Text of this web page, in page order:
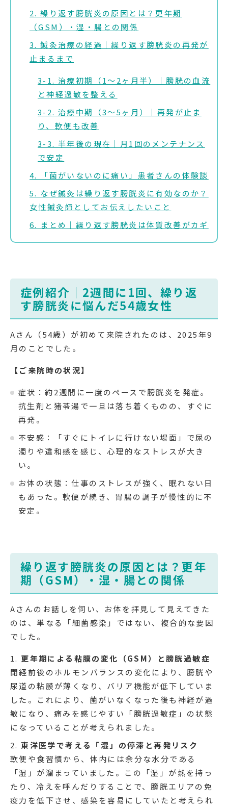
2. 繰り返す膀胱炎の原因とは？更年期
（GSM）・湿・腸との関係
3. 鍼灸治療の経過｜繰り返す膀胱炎の再発が
止まるまで
3-1. 治療初期（1〜2ヶ月半）｜膀胱の血流
と神経過敏を整える
3-2. 治療中期（3〜5ヶ月）｜再発が止ま
り、軟便も改善
3-3. 半年後の現在｜月1回のメンテナンス
で安定
4. 「菌がいないのに痛い」患者さんの体験談
5. なぜ鍼灸は繰り返す膀胱炎に有効なのか？
女性鍼灸師としてお伝えしたいこと
6. まとめ｜繰り返す膀胱炎は体質改善がカギ
症例紹介｜2週間に1回、繰り返
す膀胱炎に悩んだ54歳女性
Aさん（54歳）が初めて来院されたのは、2025年9
月のことでした。
【ご来院時の状況】
症状：約2週間に一度のペースで膀胱炎を発症。
抗生剤と猪苓湯で一旦は落ち着くものの、すぐに
再発。
不安感：「すぐにトイレに行けない場面」で尿の
濁りや違和感を感じ、心理的なストレスが大き
い。
お体の状態：仕事のストレスが強く、眠れない日
もあった。軟便が続き、胃腸の調子が慢性的に不
安定。
繰り返す膀胱炎の原因とは？更年
期（GSM）・湿・腸との関係
Aさんのお話しを伺い、お体を拝見して見えてきた
のは、単なる「細菌感染」ではない、複合的な要因
でした。
更年期による粘膜の変化（GSM）と膀胱過敏症
閉経前後のホルモンバランスの変化により、膀胱や
尿道の粘膜が薄くなり、バリア機能が低下していま
した。これにより、菌がいなくなった後も神経が過
敏になり、痛みを感じやすい「膀胱過敏症」の状態
になっていることが考えられました。
東洋医学で考える「湿」の停滞と再発リスク
軟便や食習慣から、体内には余分な水分である
「湿」が溜まっていました。この「湿」が熱を持っ
たり、冷えを呼んだりすることで、膀胱エリアの免
疫力を低下させ、感染を容易にしていたと考えられ